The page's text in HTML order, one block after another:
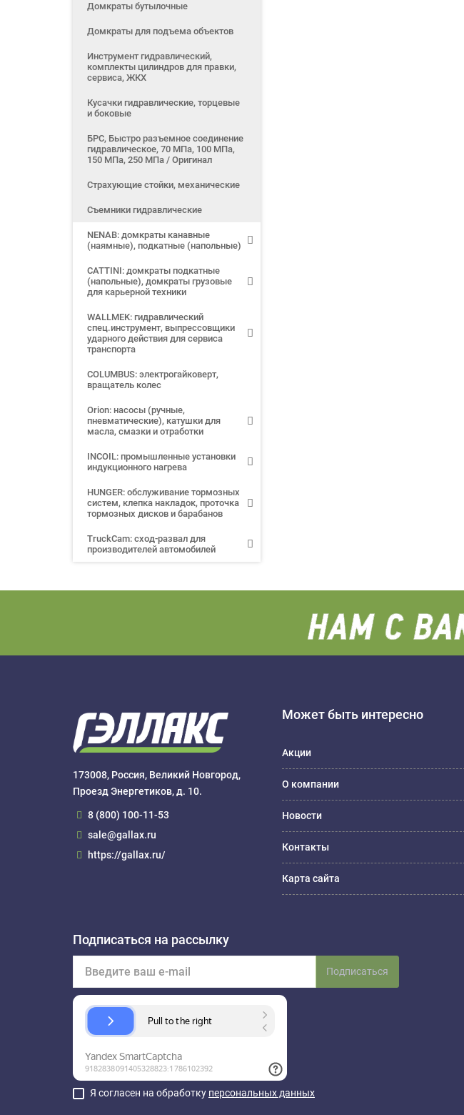
Домкраты бутылочные
Домкраты для подъема объектов
Инструмент гидравлический,
комплекты цилиндров для правки,
сервиса, ЖКХ
Кусачки гидравлические, торцевые
и боковые
БРС, Быстро разъемное соединение
гидравлическое, 70 МПа, 100 МПа,
150 МПа, 250 МПа / Оригинал
Страхующие стойки, механические
Съемники гидравлические
NENAB: домкраты канавные
(наямные), подкатные (напольные)
CATTINI: домкраты подкатные
(напольные), домкраты грузовые
для карьерной техники
WALLMEK: гидравлический
спец.инструмент, выпрессовщики
ударного действия для сервиса
транспорта
COLUMBUS: электрогайковерт,
вращатель колес
Orion: насосы (ручные,
пневматические), катушки для
масла, смазки и отработки
INCOIL: промышленные установки
индукционного нагрева
HUNGER: обслуживание тормозных
систем, клепка накладок, проточка
тормозных дисков и барабанов
TruckCam: сход-развал для
производителей автомобилей
173008, Россия, Великий Новгород,
Проезд Энергетиков, д. 10.
8 (800) 100-11-53
sale@gallax.ru
https://gallax.ru/
Может быть интересно
Акции
О компании
Новости
Контакты
Карта сайта
Подписаться на рассылку
Подписаться
Я согласен на обработку персональных данных